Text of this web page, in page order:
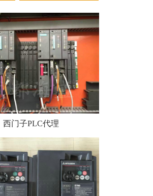
西门子PLC代理